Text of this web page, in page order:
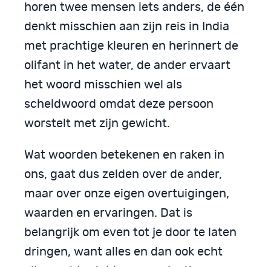
horen twee mensen iets anders, de één
denkt misschien aan zijn reis in India
met prachtige kleuren en herinnert de
olifant in het water, de ander ervaart
het woord misschien wel als
scheldwoord omdat deze persoon
worstelt met zijn gewicht.
Wat woorden betekenen en raken in
ons, gaat dus zelden over de ander,
maar over onze eigen overtuigingen,
waarden en ervaringen. Dat is
belangrijk om even tot je door te laten
dringen, want alles en dan ook echt